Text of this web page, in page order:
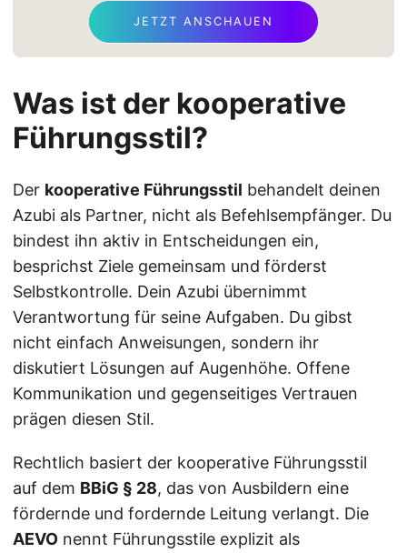
JETZT ANSCHAUEN
Was ist der kooperative
Führungsstil?
Der kooperative Führungsstil behandelt deinen
Azubi als Partner, nicht als Befehlsempfänger. Du
bindest ihn aktiv in Entscheidungen ein,
besprichst Ziele gemeinsam und förderst
Selbstkontrolle. Dein Azubi übernimmt
Verantwortung für seine Aufgaben. Du gibst
nicht einfach Anweisungen, sondern ihr
diskutiert Lösungen auf Augenhöhe. Offene
Kommunikation und gegenseitiges Vertrauen
prägen diesen Stil.
Rechtlich basiert der kooperative Führungsstil
auf dem BBiG § 28, das von Ausbildern eine
fördernde und fordernde Leitung verlangt. Die
AEVO nennt Führungsstile explizit als